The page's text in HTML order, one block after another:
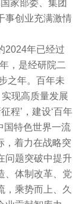
家部委、集团
事创业充满激情
2024年已经过
，是经研院二
之年。百年未
现高质量发展
程’，建设‘百年
国特色世界一流
，着力在战略突
问题突破中提升
、体制改革、党
，乘势而上、久